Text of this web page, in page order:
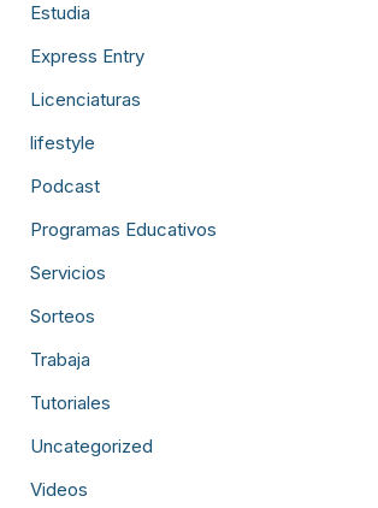
Estudia
Express Entry
Licenciaturas
lifestyle
Podcast
Programas Educativos
Servicios
Sorteos
Trabaja
Tutoriales
Uncategorized
Videos